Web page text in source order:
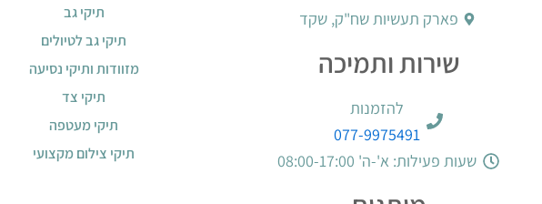
פארק תעשיות שח"ק, שקד
שירות ותמיכה
להזמנות
077-9975491
שעות פעילות: א'-ה' 08:00-17:00
תיקי גב
תיקי גב לטיולים
מזוודות ותיקי נסיעה
תיקי צד
תיקי מעטפה
תיקי צילום מקצועי